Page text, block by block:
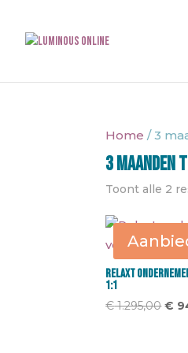
Home / 3
3
Toont alle 2
Relaxt
1:1
€1.295,00 €